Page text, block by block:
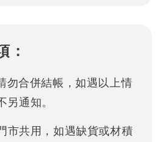
：
勿合併結帳，如遇以上情
通知。
市共用，如遇缺貨或材積